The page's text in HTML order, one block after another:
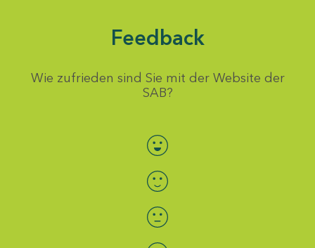
Feedback
Wie zufrieden sind Sie mit der Website der
SAB?
Bewertung auswählen